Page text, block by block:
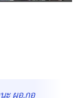
ะ ผอ.กอ